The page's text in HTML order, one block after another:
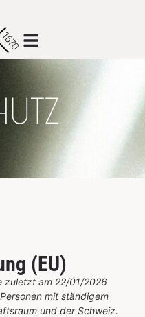
(EU)
zuletzt am 22/01/2026
mit ständigem
und der Schweiz.